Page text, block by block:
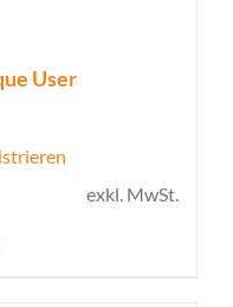
User
exkl. MwSt.